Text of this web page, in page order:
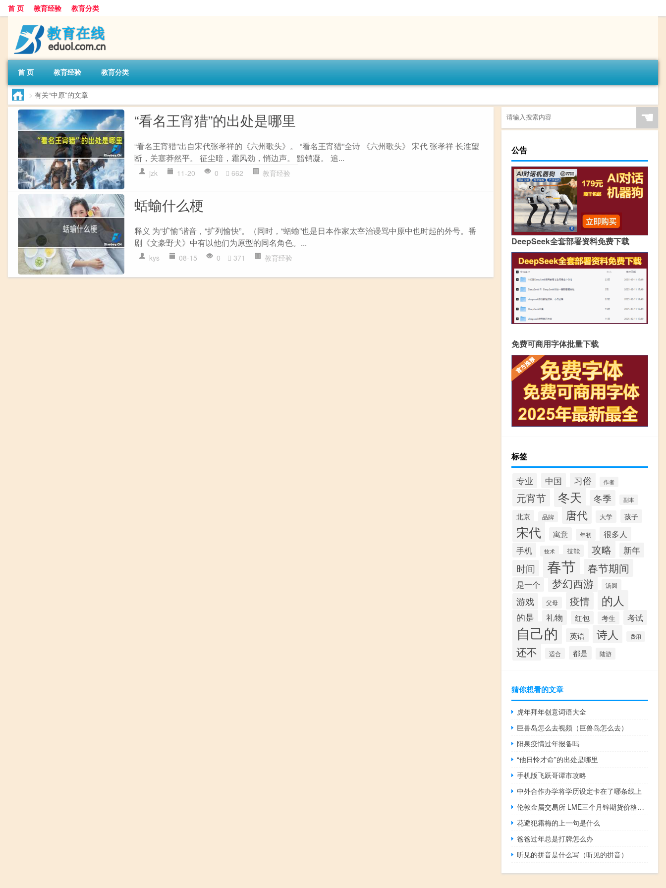
首 页 教育经验 教育分类
首 页 教育经验 教育分类
> 有关“中原”的文章
“看名王宵猎”的出处是哪里
“看名王宵猎”出自宋代张孝祥的《六州歌头》。 “看名王宵猎”全诗 《六州歌头》 宋代 张孝祥 长淮望
断，关塞莽然平。 征尘暗，霜风劲，悄边声。 黯销凝。 追...
jzk 11-20 0 662 教育经验
蛞蝓什么梗
释义 为“扩愉”谐音，“扩列愉快”。‌‌‌‌‌‌‌‌‌‌‌‌（同时，“蛞蝓”也是日本作家太宰治谩骂中原中也时起的外号。番
剧《文豪野犬》中有以他们为原型的同名角色。...
kys 08-15 0 371 教育经验
☚
公告
DeepSeek全套部署资料免费下载
免费可商用字体批量下载
标签
专业 中国 习俗 作者
元宵节 冬天 冬季 副本
北京 品牌 唐代 大学 孩子
宋代 寓意 年初 很多人
手机 技术 技能 攻略 新年
时间 春节 春节期间
是一个 梦幻西游 汤圆
游戏 父母 疫情 的人
的是 礼物 红包 考生 考试
自己的 英语 诗人 费用
还不 适合 都是 陆游
猜你想看的文章
虎年拜年创意词语大全
巨兽岛怎么去视频（巨兽岛怎么去）
阳泉疫情过年报备吗
“他日怜才命”的出处是哪里
手机版飞跃哥谭市攻略
中外合作办学将学历设定卡在了哪条线上
伦敦金属交易所 LME三个月锌期货价格达到自5月11日以来的最高水平
花避犯霜梅的上一句是什么
爸爸过年总是打牌怎么办
听见的拼音是什么写（听见的拼音）